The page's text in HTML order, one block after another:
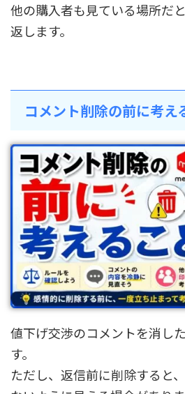
他の購入者も見ている場所だ
返します。
コメント削除の前に考え
値下げ交渉のコメントを消し
す。
ただし、返信前に削除すると